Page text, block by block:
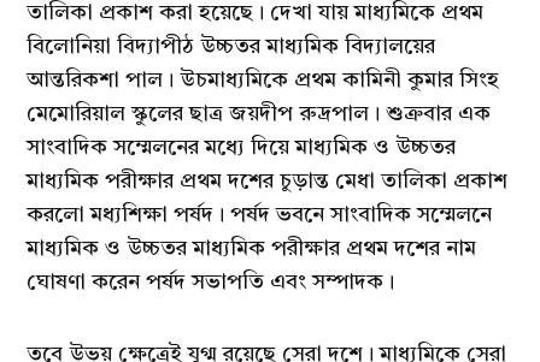
তালিকা প্রকাশ করা হয়েছে। দেখা যায় মাধ্যমিকে প্রথম
বিলোনিয়া বিদ্যাপীঠ উচ্চতর মাধ্যমিক বিদ্যালয়ের
আন্তরিকশা পাল। উচমাধ্যমিকে প্রথম কামিনী কুমার সিংহ
মেমোরিয়াল স্কুলের ছাত্র জয়দীপ রুদ্রপাল। শুক্রবার এক
সাংবাদিক সম্মেলনের মধ্যে দিয়ে মাধ্যমিক ও উচ্চতর
মাধ্যমিক পরীক্ষার প্রথম দশের চুড়ান্ত মেধা তালিকা প্রকাশ
করলো মধ্যশিক্ষা পর্ষদ। পর্ষদ ভবনে সাংবাদিক সম্মেলনে
মাধ্যমিক ও উচ্চতর মাধ্যমিক পরীক্ষার প্রথম দশের নাম
ঘোষণা করেন পর্ষদ সভাপতি এবং সম্পাদক।
তবে উভয় ক্ষেত্রেই যুগ্ম রয়েছে সেরা দশে। মাধ্যমিকে সেরা